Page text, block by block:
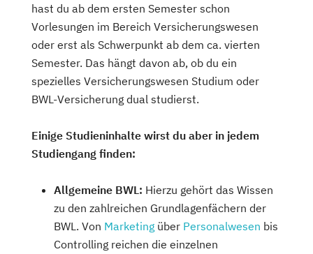
hast du ab dem ersten Semester schon
Vorlesungen im Bereich Versicherungswesen
oder erst als Schwerpunkt ab dem ca. vierten
Semester. Das hängt davon ab, ob du ein
spezielles Versicherungswesen Studium oder
BWL-Versicherung dual studierst.
Einige Studieninhalte wirst du aber in jedem
Studiengang finden:
Allgemeine BWL: Hierzu gehört das Wissen
zu den zahlreichen Grundlagenfächern der
BWL. Von Marketing über Personalwesen bis
Controlling reichen die einzelnen